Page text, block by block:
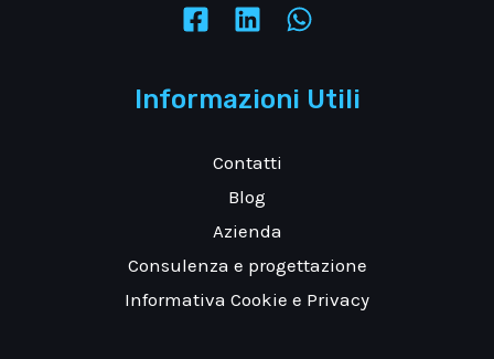
Informazioni Utili
Contatti
Blog
Azienda
Consulenza e progettazione
Informativa Cookie e Privacy